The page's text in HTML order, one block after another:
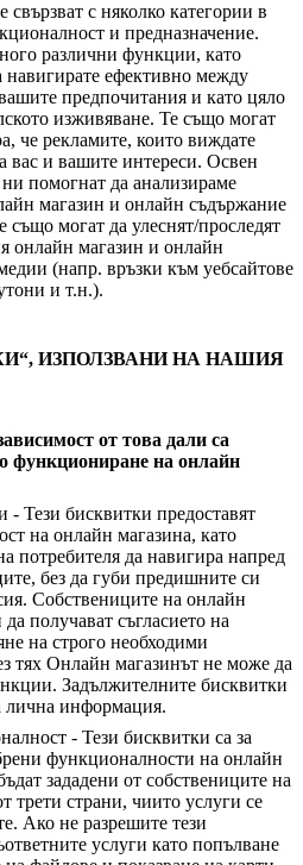
с няколко категории в
и предназначение.
различни функции, като
навигирате ефективно между
предпочитания и като цяло
изживяване. Те също могат
че рекламите, които виждате
вас и вашите интереси. Освен
помогнат да анализираме
магазин и онлайн съдържание
могат да улеснят/проследят
онлайн магазин и онлайн
(напр. връзки към уебсайтове
и т.н.).
ИЗПОЛЗВАНИ НА НАШИЯ
от това дали са
функциониране на онлайн
Тези бисквитки предоставят
на онлайн магазина, като
потребителя да навигира напред
без да губи предишните си
Собствениците на онлайн
получават съгласието на
на строго необходими
тях Онлайн магазинът не може да
Задължителните бисквитки
лична информация.
- Тези бисквитки са за
функционалности на онлайн
зададени от собствениците на
трети страни, чиито услуги се
Ако не разрешите тези
услуги като попълване